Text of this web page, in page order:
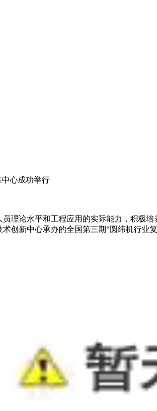
中心成功举行
理论水平和工程应用的实际能力，积极
创新中心承办的全国第三期“圆纬机行业